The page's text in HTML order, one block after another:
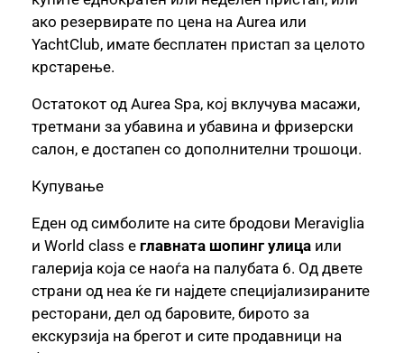
ако резервирате по цена на Aurea или
YachtClub, имате бесплатен пристап за целото
крстарење.
Остатокот од Aurea Spa, кој вклучува масажи,
третмани за убавина и убавина и фризерски
салон, е достапен со дополнителни трошоци.
Купување
Еден од симболите на сите бродови Meraviglia
и World class е главната шопинг улица или
галерија која се наоѓа на палубата 6. Од двете
страни од неа ќе ги најдете специјализираните
ресторани, дел од баровите, бирото за
екскурзија на брегот и сите продавници на